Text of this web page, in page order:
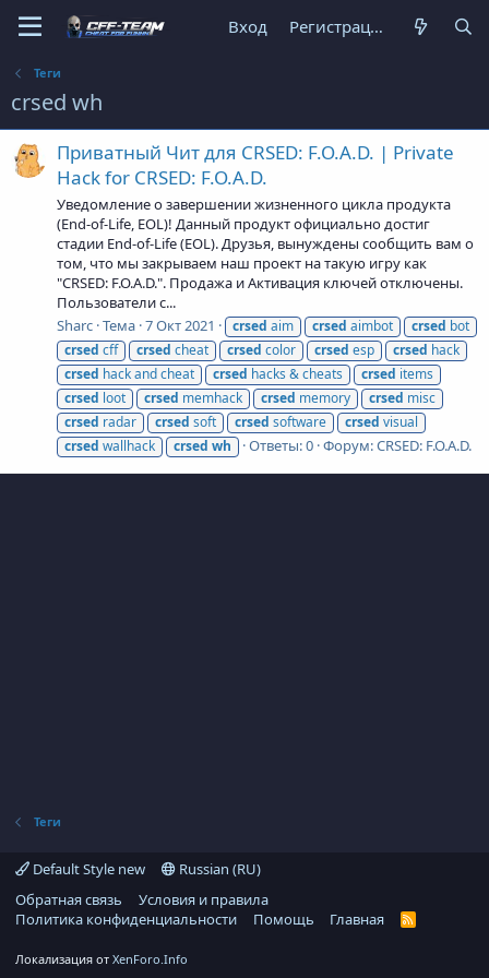
Вход Регистрация
Теги
crsed wh
Приватный Чит для CRSED: F.O.A.D. | Private
Hack for CRSED: F.O.A.D.
Уведомление о завершении жизненного цикла продукта
(End-of-Life, EOL)! Данный продукт официально достиг
стадии End-of-Life (EOL). Друзья, вынуждены сообщить вам о
том, что мы закрываем наш проект на такую игру как
"CRSED: F.O.A.D.". Продажа и Активация ключей отключены.
Пользователи с...
Sharc Тема 7 Окт 2021 crsed aim crsed aimbot crsed bot
crsed cff crsed cheat crsed color crsed esp crsed hack
crsed hack and cheat crsed hacks & cheats crsed items
crsed loot crsed memhack crsed memory crsed misc
crsed radar crsed soft crsed software crsed visual
crsed wallhack crsed wh Ответы: 0 Форум:CRSED: F.O.A.D.
Теги
Default Style new
Russian (RU)
Обратная связь
Условия и правила
Политика конфиденциальности
Помощь Главная
R
Локализация от XenForo.Info